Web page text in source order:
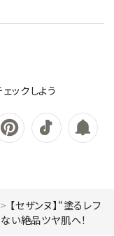
ックしよう
【セザンヌ】“塗るレフ
い絶品ツヤ肌へ！